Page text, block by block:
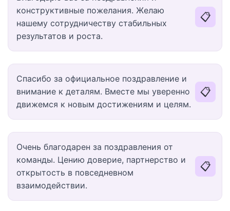
конструктивные пожелания. Желаю
нашему сотрудничеству стабильных
результатов и роста.
📋
Спасибо за официальное поздравление и
внимание к деталям. Вместе мы уверенно
движемся к новым достижениям и целям.
📋
Очень благодарен за поздравления от
команды. Цению доверие, партнерство и
открытость в повседневном
взаимодействии.
📋